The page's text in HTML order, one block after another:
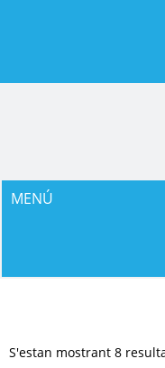
MENÚ
S'estan mostrant 8